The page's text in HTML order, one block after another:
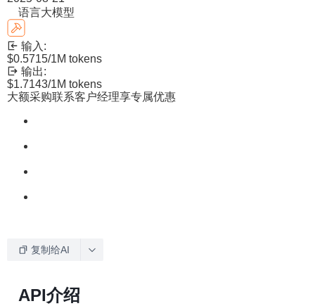
语言大模型
输入:
$0.5715/1M tokens
输出:
$1.7143/1M tokens
大额采购联系客户经理享专属优惠
复制给AI
API介绍